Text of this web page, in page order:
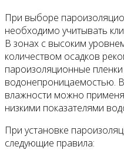
При выборе
необходимо учитывать
В зонах с высоким
количеством осадков
пароизоляционные
водонепроницаемостью.
влажности можно
низкими показателями
При установке
следующие правила: